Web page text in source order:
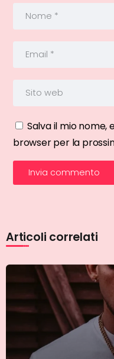
Salva il mio nome,
browser per la
Articoli correlati